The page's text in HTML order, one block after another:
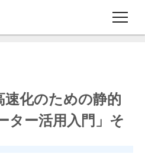
速化のための静的
ター活用入門」そ